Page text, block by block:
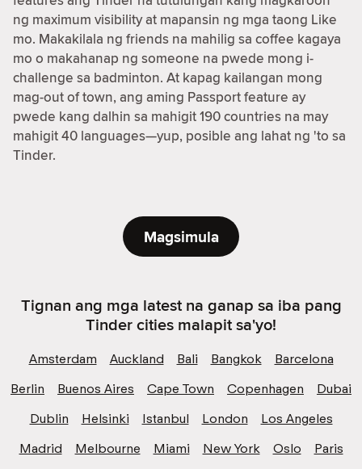
ng maximum visibility at mapansin ng mga taong Like
mo. Makakilala ng friends na mahilig sa coffee kagaya
mo o makahanap ng someone na pwede mong i-
challenge sa badminton. At kapag kailangan mong
mag-out of town, ang aming Passport feature ay
pwede kang dalhin sa mahigit 190 countries na may
mahigit 40 languages—yup, posible ang lahat ng 'to sa
Tinder.
Magsimula
Tignan ang mga latest na ganap sa iba pang
Tinder cities malapit sa'yo!
Amsterdam Auckland Bali Bangkok
Barcelona
Berlin
Buenos Aires Cape Town Copenhagen
Dubai
Dublin
Helsinki Istanbul London
Los Angeles
Madrid
Melbourne Miami New York Oslo
Paris